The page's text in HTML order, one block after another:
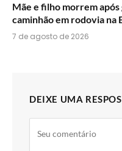
Mãe e filho morrem
caminhão em rodovia na
7 de agosto de 2026
DEIXE UMA